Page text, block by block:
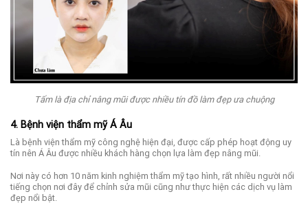
Tấm là địa chỉ nâng mũi được nhiều tín đồ làm đẹp ưa chuộng
4. Bệnh viện thẩm mỹ Á Âu
Là bệnh viện thẩm mỹ công nghệ hiện đại, được cấp phép hoạt động uy
tín nên Á Âu được nhiều khách hàng chọn lựa làm đẹp nâng mũi.
Nơi này có hơn 10 năm kinh nghiệm thẩm mỹ tạo hình, rất nhiều người nổi
tiếng chọn nơi đây để chỉnh sửa mũi cũng như thực hiện các dịch vụ làm
đẹp nổi bật.